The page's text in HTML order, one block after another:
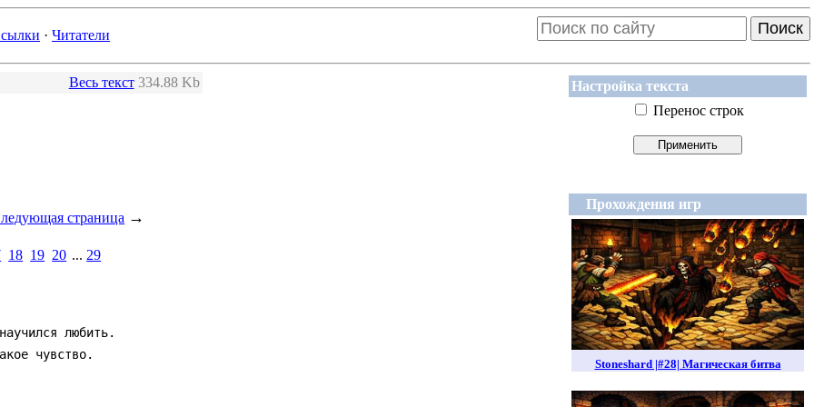
· Читатели Поиск
Настройка текста
Перенос строк
Прохождения игр
Stoneshard |#28| Магическая битва
Весь текст 334.88 Kb
страница →
18 19 20 ... 29